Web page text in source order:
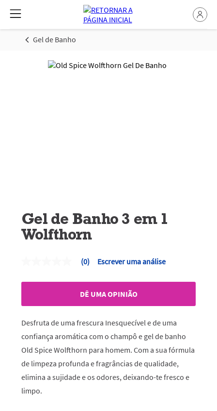
Gel de Banho
Gel de Banho 3 em 1
Wolfthorn
de
para
mesma
página.
(0) Escrever uma análise
DÊ UMA OPINIÃO
Desfruta de uma frescura Inesquecível e de uma
confiança aromática com o champô e gel de banho
Old Spice Wolfthorn para homem. Com a sua fórmula
de limpeza profunda e fragrâncias de qualidade,
elimina a sujidade e os odores, deixando-te fresco e
limpo.